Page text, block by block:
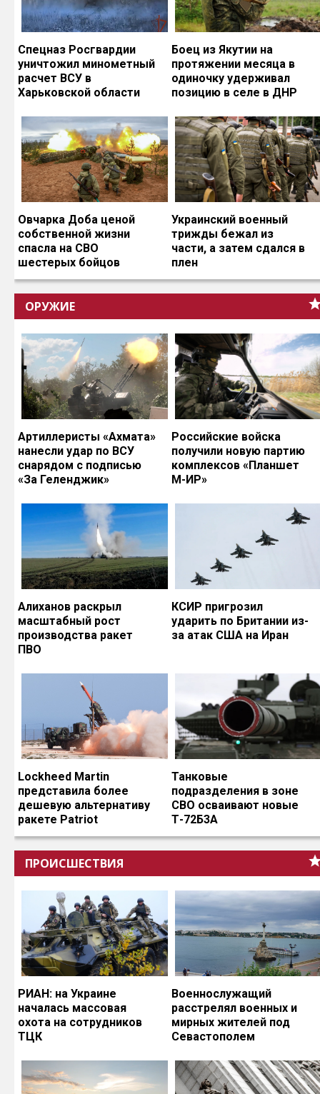
Спецназ Росгвардии
уничтожил минометный
расчет ВСУ в
Харьковской области
Боец из Якутии на
протяжении месяца в
одиночку удерживал
позицию в селе в ДНР
Овчарка Доба ценой
собственной жизни
спасла на СВО
шестерых бойцов
Украинский военный
трижды бежал из
части, а затем сдался в
плен
ОРУЖИЕ
Артиллеристы «Ахмата»
нанесли удар по ВСУ
снарядом с подписью
«За Геленджик»
Российские войска
получили новую партию
комплексов «Планшет
М-ИР»
Алиханов раскрыл
масштабный рост
производства ракет
ПВО
КСИР пригрозил
ударить по Британии из-
за атак США на Иран
Lockheed Martin
представила более
дешевую альтернативу
ракете Patriot
Танковые
подразделения в зоне
СВО осваивают новые
Т-72Б3А
ПРОИСШЕСТВИЯ
РИАН: на Украине
началась массовая
охота на сотрудников
ТЦК
Военнослужащий
расстрелял военных и
мирных жителей под
Севастополем